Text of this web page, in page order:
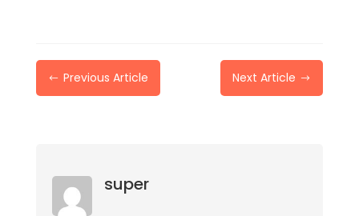
# Previous Article Next Article $
super